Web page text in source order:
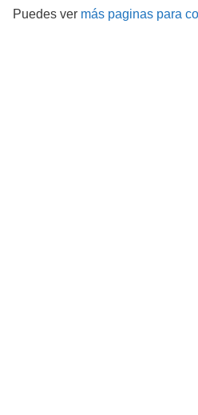
Puedes ver más paginas para